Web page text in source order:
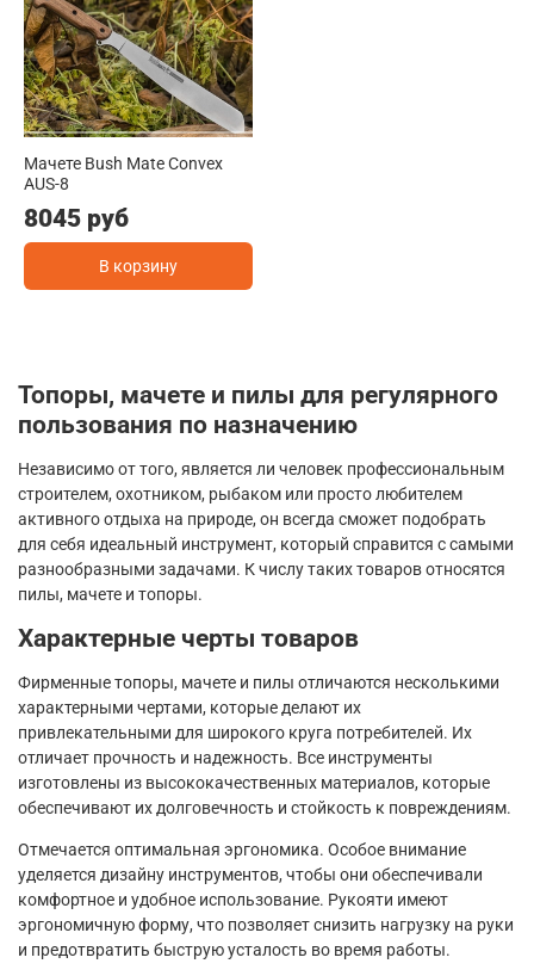
Мачете Bush Mate Convex
AUS-8
8045 руб
В корзину
Топоры, мачете и пилы для регулярного
пользования по назначению
Независимо от того, является ли человек профессиональным
строителем, охотником, рыбаком или просто любителем
активного отдыха на природе, он всегда сможет подобрать
для себя идеальный инструмент, который справится с самыми
разнообразными задачами. К числу таких товаров относятся
пилы, мачете и топоры.
Характерные черты товаров
Фирменные топоры, мачете и пилы отличаются несколькими
характерными чертами, которые делают их
привлекательными для широкого круга потребителей. Их
отличает прочность и надежность. Все инструменты
изготовлены из высококачественных материалов, которые
обеспечивают их долговечность и стойкость к повреждениям.
Отмечается оптимальная эргономика. Особое внимание
уделяется дизайну инструментов, чтобы они обеспечивали
комфортное и удобное использование. Рукояти имеют
эргономичную форму, что позволяет снизить нагрузку на руки
и предотвратить быструю усталость во время работы.